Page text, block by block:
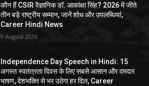
कौन हैं CSIR वैज्ञानिक डॉ. आकांक्षा सिंह? 2026 में जीते
तीन बड़े राष्ट्रीय सम्मान, जानें शोध और उपलब्धियां,
Career Hindi News
9 August 2026
Independence Day Speech in Hindi: 15
अगस्त स्वतंत्रता दिवस के लिए सबसे आसान और दमदार
भाषण, देशभक्ति से भर उठेगा हर दिल, Career